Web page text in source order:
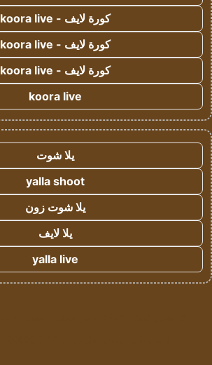
كورة لايف - koora live
كورة لايف - koora live
كورة لايف - koora live
koora live
يلا شوت
yalla shoot
يلا شوت زون
يلا لايف
yalla live